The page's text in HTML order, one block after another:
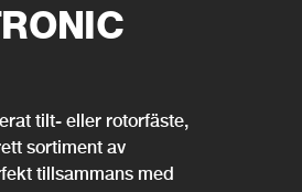
tilt- eller rotorfäste,
sortiment av
tillsammans med